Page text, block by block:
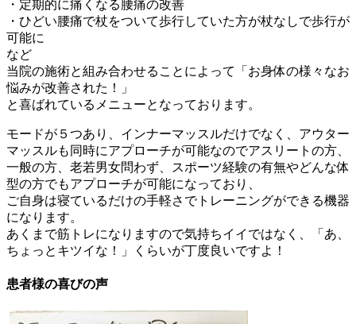
・定期的に痛くなる腰痛の改善
・ひどい腰痛で杖をついて歩行していた方が杖なしで歩行が
可能に
など
当院の施術と組み合わせることによって「お身体の様々なお
悩みが改善された！」
と喜ばれているメニューとなっております。
モードが５つあり、インナーマッスルだけでなく、アウター
マッスルも同時にアプローチが可能なのでアスリートの方、
一般の方、老若男女問わず、スポーツ経験の有無やどんな体
型の方でもアプローチが可能になっており、
ご自身は寝ているだけの手軽さでトレーニングができる機器
になります。
あくまで筋トレになりますので気持ちイイではなく、「あ、
ちょっとキツイな！」くらいが丁度良いですよ！
患者様の喜びの声